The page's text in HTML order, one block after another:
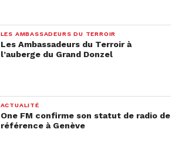
LES AMBASSADEURS DU TERROIR
Les Ambassadeurs du Terroir à
l’auberge du Grand Donzel
ACTUALITÉ
One FM confirme son statut de radio de
référence à Genève